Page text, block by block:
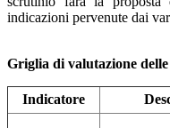
indicazioni pervenute dai
Griglia di valutazione
Indicatore